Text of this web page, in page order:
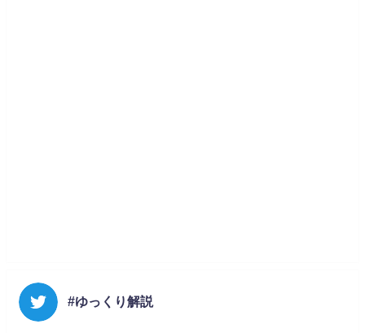
#ゆっくり解説